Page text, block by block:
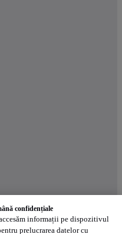
confidențiale
informații pe dispozitivul
prelucrarea datelor cu